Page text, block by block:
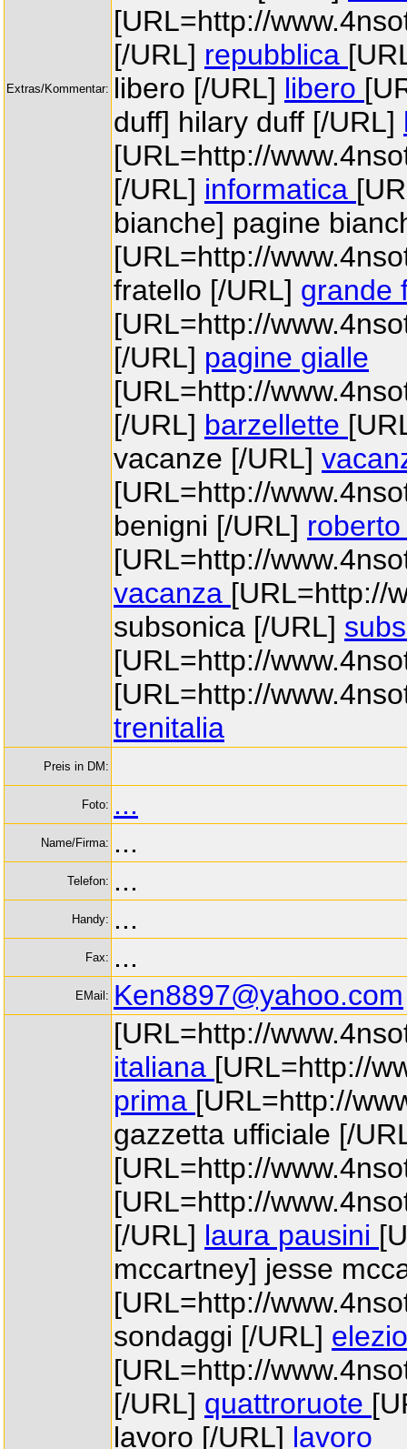
Extras/Kommentar:
[URL=http://
[/URL] repubblica
libero [/URL] libero
duff] hilary duff [/URL]
[URL=http://
[/URL] informatica
bianche] pagine
[URL=http://
fratello [/URL] grande
[URL=http://
[/URL] pagine gialle
[URL=http://
[/URL] barzellette
vacanze [/URL]
[URL=http://
benigni [/URL]
[URL=http://
vacanza [URL=http://
subsonica [/URL]
[URL=http://
[URL=http://
trenitalia
Preis in DM:
Foto: ...
Name/Firma: ...
Telefon: ...
Handy: ...
Fax: ...
EMail: Ken8897@yahoo.com
[URL=http://
italiana [URL=http://
prima [URL=http://
gazzetta ufficiale [/
[URL=http://
[URL=http://
[/URL] laura pausini
mccartney] jesse
[URL=http://
sondaggi [/URL]
[URL=http://
[/URL] quattroruote
lavoro [/URL] lavoro